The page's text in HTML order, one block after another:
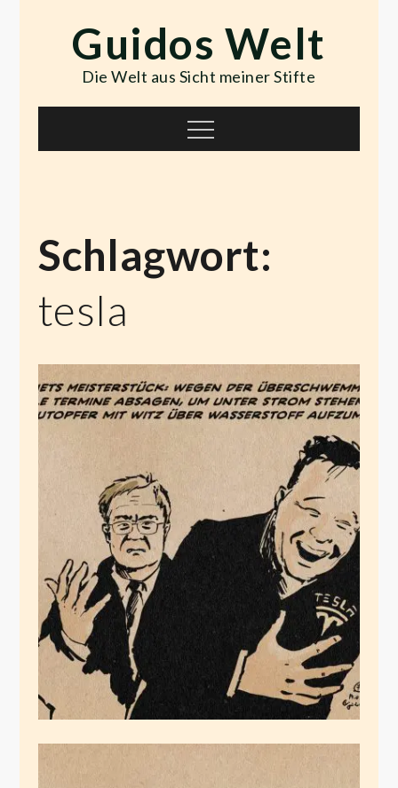
contentGuidos Welt
Die Welt aus Sicht meiner Stifte
Menu
Schlagwort:
tesla
Lachmusk
August 13, 2021